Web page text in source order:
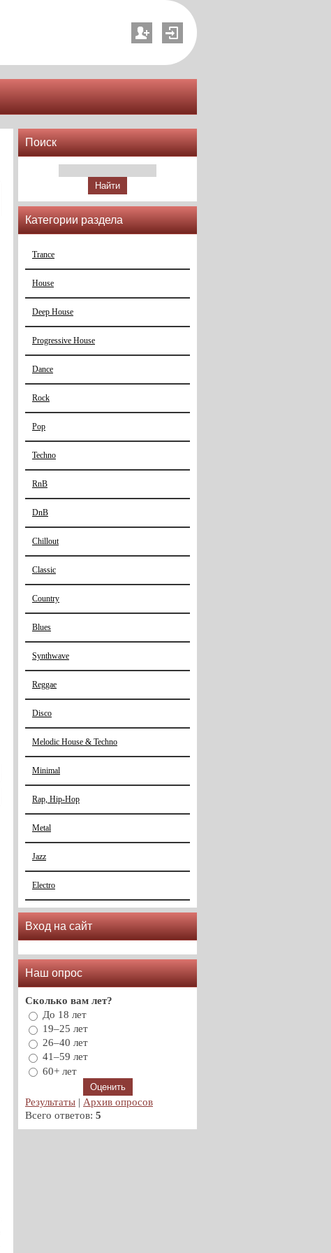
Поиск
Категории раздела
Trance
House
Deep House
Progressive House
Dance
Rock
Pop
Techno
RnB
DnB
Chillout
Classic
Country
Blues
Synthwave
Reggae
Disco
Melodic House & Techno
Minimal
Rap, Hip-Hop
Metal
Jazz
Electro
Вход на сайт
Наш опрос
Сколько вам лет?
До 18 лет
19–25 лет
26–40 лет
41–59 лет
60+ лет
Результаты | Архив опросов
Всего ответов: 5